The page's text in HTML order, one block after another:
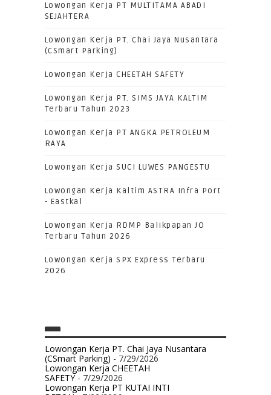
Lowongan Kerja PT MULTITAMA ABADI
SEJAHTERA
Lowongan Kerja PT. Chai Jaya Nusantara
(CSmart Parking)
Lowongan Kerja CHEETAH SAFETY
Lowongan Kerja PT. SIMS JAYA KALTIM
Terbaru Tahun 2023
Lowongan Kerja PT ANGKA PETROLEUM
RAYA
Lowongan Kerja SUCI LUWES PANGESTU
Lowongan Kerja Kaltim ASTRA Infra Port
- Eastkal
Lowongan Kerja RDMP Balikpapan JO
Terbaru Tahun 2026
Lowongan Kerja SPX Express Terbaru
2026
Lowongan Kerja PT. Chai Jaya Nusantara
(CSmart Parking) - 7/29/2026
Lowongan Kerja CHEETAH
SAFETY- 7/29/2026
Lowongan Kerja PT KUTAI INTI